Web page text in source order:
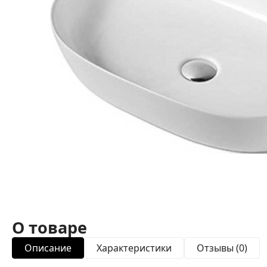
О товаре
Описание Характеристики Отзывы (0)